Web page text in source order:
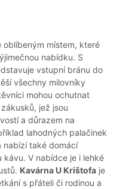
oblíbeným místem, které
nabídku. S
vstupní bránu do
všechny milovníky
mohou ochutnat
jež jsou
a důrazem na
lahodných palačinek
nabízí také domácí
kávu. V nabídce je i lehké
Kavárna U Krištofa je
s přáteli či rodinou a